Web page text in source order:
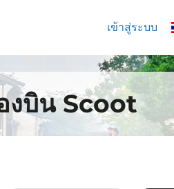
เข้าสู่ระบบ
งบิน Scoot